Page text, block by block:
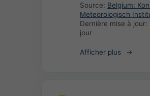
Source: Belgium:
Meteorologisch
Dernière mise à jour:
jour
Afficher plus